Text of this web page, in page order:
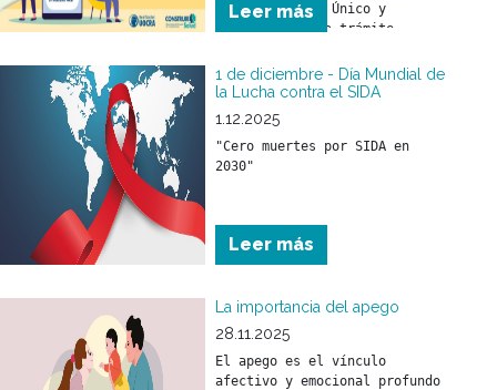
de Seguimiento Único y
monitorear cada trámite
transparencia y mejor
atención para todos los
Leer más
1 de diciembre - Día Mundial de
la Lucha contra el SIDA
1.12.2025
"Cero muertes por SIDA en
2030"
Leer más
La importancia del apego
28.11.2025
El apego es el vínculo
afectivo y emocional profundo